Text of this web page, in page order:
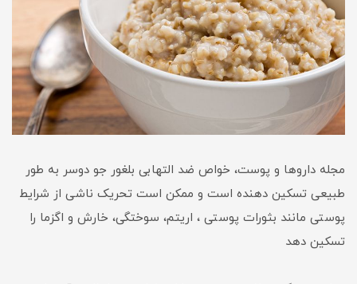
مجله داروها و پوست، خواص ضد التهابی بلغور جو دوسر به طور
طبیعی تسکین دهنده است و ممکن است تحریک ناشی از شرایط
پوستی مانند بثورات پوستی ، اریتم، سوختگی، خارش و اگزما را
تسکین دهد